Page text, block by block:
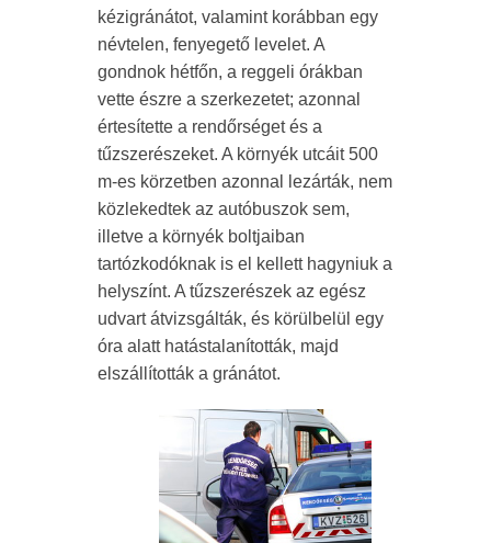
kézigránátot, valamint korábban egy
névtelen, fenyegető levelet. A
gondnok hétfőn, a reggeli órákban
vette észre a szerkezetet; azonnal
értesítette a rendőrséget és a
tűzszerészeket. A környék utcáit 500
m-es körzetben azonnal lezárták, nem
közlekedtek az autóbuszok sem,
illetve a környék boltjaiban
tartózkodóknak is el kellett hagyniuk a
helyszínt. A tűzszerészek az egész
udvart átvizsgálták, és körülbelül egy
óra alatt hatástalanították, majd
elszállították a gránátot.